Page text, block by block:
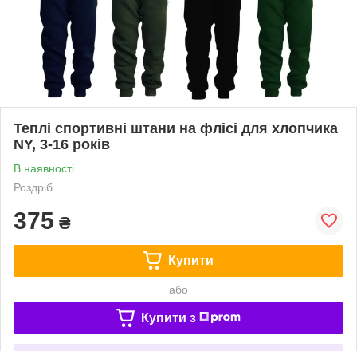
Теплі спортивні штани на флісі для хлопчика
NY, 3-16 років
В наявності
Роздріб
375 ₴
Купити
або
Купити з